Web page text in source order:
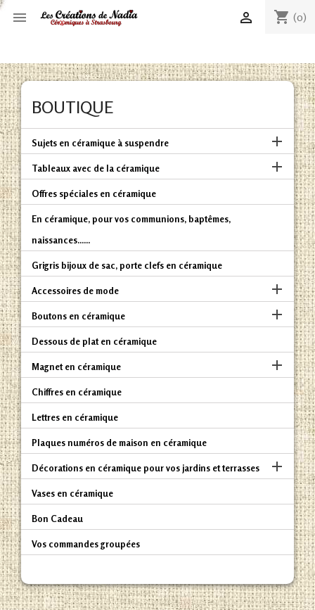
 shopping_cart (0)

BOUTIQUE
Sujets en céramique à suspendre 
Tableaux avec de la céramique 
Offres spéciales en céramique
En céramique, pour vos communions, baptêmes,
naissances......
Grigris bijoux de sac, porte clefs en céramique
Accessoires de mode 
Boutons en céramique 
Dessous de plat en céramique
Magnet en céramique 
Chiffres en céramique
Lettres en céramique
Plaques numéros de maison en céramique
Décorations en céramique pour vos jardins et terrasses 
Vases en céramique
Bon Cadeau
Vos commandes groupées